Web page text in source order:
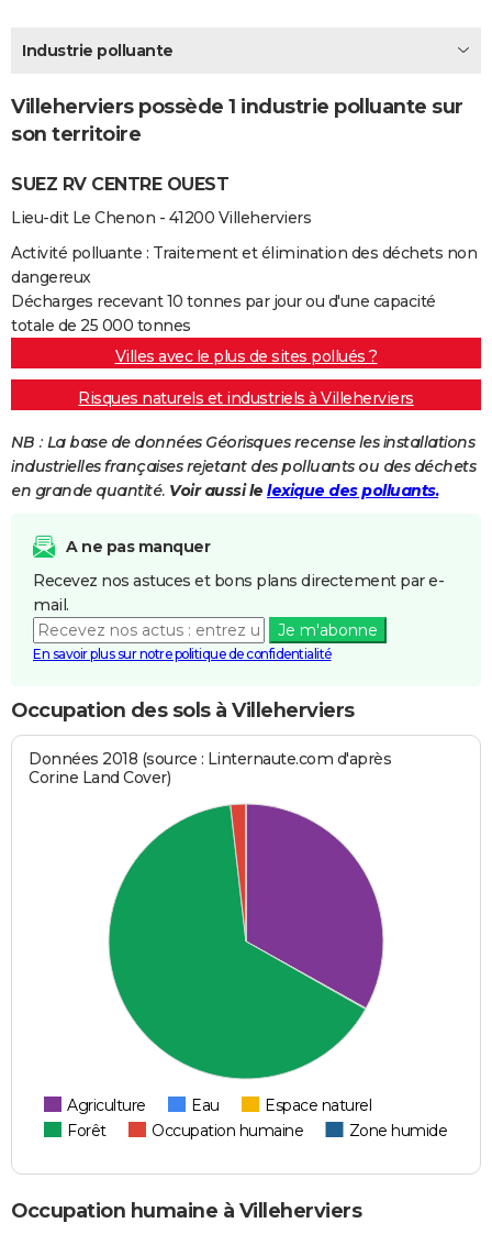
BONS PLANS
Dictionnaire
Biographies
Citations
Expressions
Proverbes
PROGRAMME TV
COPAINS D'AVANT
S'inscrire
Se connecter
Lycées
Collèges
Primaires
Universités
Entreprises
Service militaire
Avis de recherche
AVIS DE DÉCÈS
FORUM
Industrie polluante
Villeherviers possède 1 industrie polluante sur
son territoire
SUEZ RV CENTRE OUEST
Lieu-dit Le Chenon - 41200 Villeherviers
Activité polluante : Traitement et élimination des déchets non
dangereux
Décharges recevant 10 tonnes par jour ou d'une capacité
totale de 25 000 tonnes
Villes avec le plus de sites pollués ?
Risques naturels et industriels à Villeherviers
NB : La base de données Géorisques recense les installations
industrielles françaises rejetant des polluants ou des déchets
en grande quantité. Voir aussi le lexique des polluants.
A ne pas manquer
Recevez nos astuces et bons plans directement par e-
mail.
Je m'abonne
En savoir plus sur notre politique de confidentialité
Occupation des sols à Villeherviers
Données 2018 (source : Linternaute.com d'après
Corine Land Cover)
Agriculture Eau
Espace naturel
Forêt
Occupation humaine Zone humide
Occupation humaine à Villeherviers